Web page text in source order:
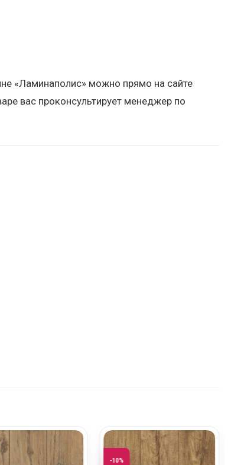
«Ламинаполис» можно прямо на сайте
вас проконсультирует менеджер по
-10%